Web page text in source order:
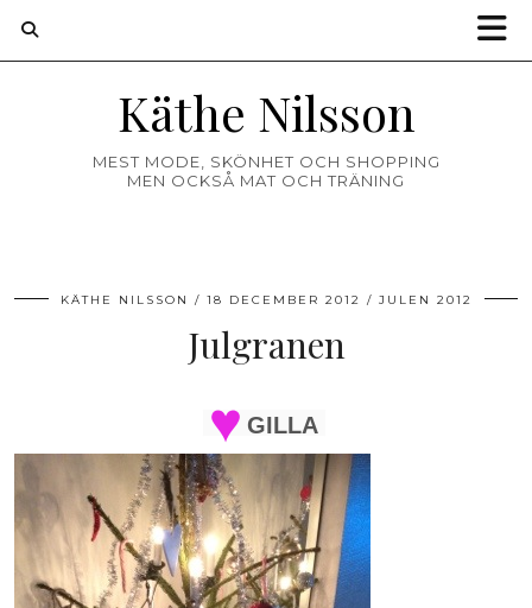
Käthe Nilsson
MEST MODE, SKÖNHET OCH SHOPPING
MEN OCKSÅ MAT OCH TRÄNING
KÄTHE NILSSON 18 DECEMBER 2012 JULEN 2012
Julgranen
GILLA